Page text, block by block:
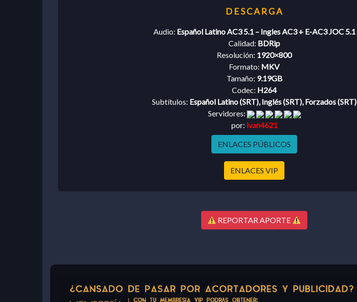
Audio: Español Latino AC3 5.1 – Ingles AC3 + E-AC3 JOC 5.1
Calidad: BDRip
Resolución: 1920×800
Formato: MKV
Tamaño: 9.19GB
Codec: H264
Subtítulos: Español Latino (SRT), Inglés (SRT), Forzados (SRT)
Servidores:
por: ivan4621
ENLACES PÚBLICOS
ENLACES VIP
REPORTAR APORTE